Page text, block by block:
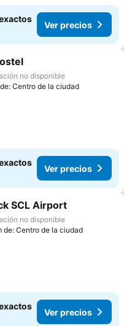
Ver precios
a favoritos
no disponible
Centro de la ciudad
Ver precios
a favoritos
SCL Airport
no disponible
de: Centro de la ciudad
Ver precios